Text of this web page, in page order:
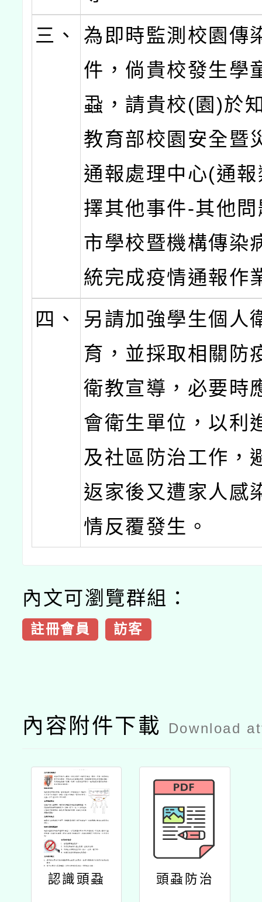
三、
為即時監測校園傳
件，倘貴校發生學
蝨，請貴校(園)於
教育部校園安全暨
通報處理中心(通
擇其他事件-其他
市學校暨機構傳染
統完成疫情通報作
四、
另請加強學生個人
育，並採取相關防
衛教宣導，必要時
會衛生單位，以利
及社區防治工作，
返家後又遭家人感
情反覆發生。
內文可瀏覽群組：
註冊會員 訪客
內容附件下載 Download
認識頭蝨 頭蝨防治